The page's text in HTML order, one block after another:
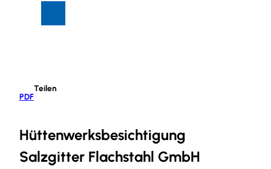
PDF
Teilen
Hüttenwerksbesichtigung
Salzgitter Flachstahl GmbH